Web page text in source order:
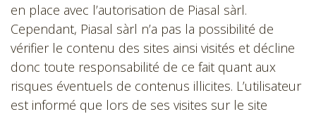
en place avec l’autorisation de Piasal sàrl.
Cependant, Piasal sàrl n’a pas la possibilité de
vérifier le contenu des sites ainsi visités et décline
donc toute responsabilité de ce fait quant aux
risques éventuels de contenus illicites. L’utilisateur
est informé que lors de ses visites sur le site